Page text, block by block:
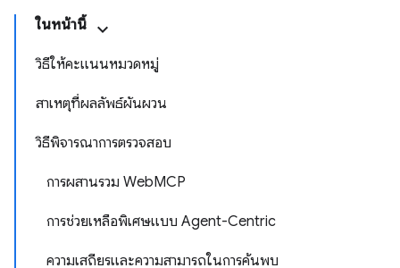
ในหน้านี้
วิธีให้คะแนนหมวดหมู่
สาเหตุที่ผลลัพธ์ผันผวน
วิธีพิจารณาการตรวจสอบ
การผสานรวม WebMCP
การช่วยเหลือพิเศษแบบ Agent-Centric
ความเสถียรและความสามารถในการค้นพบ